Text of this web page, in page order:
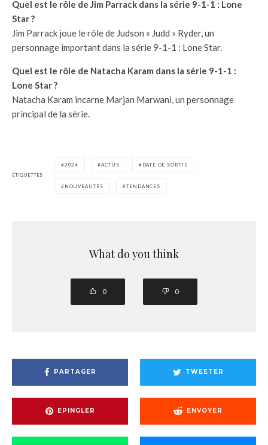
Quel est le rôle de Jim Parrack dans la série 9-1-1 : Lone
Star ?
Jim Parrack joue le rôle de Judson « Judd » Ryder, un
personnage important dans la série 9-1-1 : Lone Star.
Quel est le rôle de Natacha Karam dans la série 9-1-1 :
Lone Star ?
Natacha Karam incarne Marjan Marwani, un personnage
principal de la série.
ÉTIQUETTES
2024 ACTUS DATE DE SORTIE
NOUVEAUTÉS TENDANCES
What do you think
0 0
PARTAGER TWEETER
EPINGLER ENVOYER